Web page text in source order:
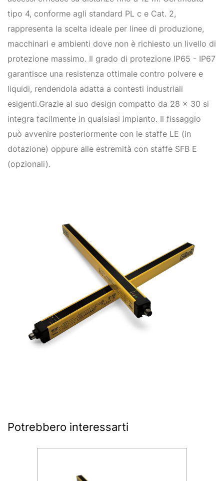
tipo 4, conforme agli standard PL c e Cat. 2,
rappresenta la scelta ideale per linee di produzione,
macchinari e ambienti dove non è richiesto un livello di
protezione massimo. Il grado di protezione IP65 - IP67
garantisce una resistenza ottimale contro polvere e
liquidi, rendendola adatta a contesti industriali
esigenti.Grazie al suo design compatto da 28 x 30 si
integra facilmente in qualsiasi impianto. Il fissaggio
può avvenire posteriormente con le staffe LE (in
dotazione) oppure alle estremità con staffe SFB E
(opzionali).
Potrebbero interessarti